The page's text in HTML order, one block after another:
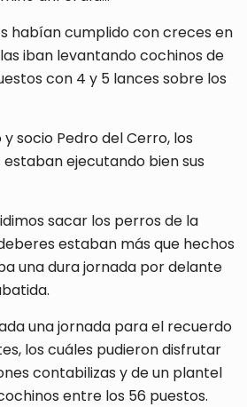
habían cumplido con creces en
iban levantando cochinos de
con 4 y 5 lances sobre los
socio Pedro del Cerro, los
ejecutando bien sus
sacar los perros de la
estaban más que hechos
una dura jornada por delante
una jornada para el recuerdo
los cuáles pudieron disfrutar
contabilizas y de un plantel
entre los 56 puestos.